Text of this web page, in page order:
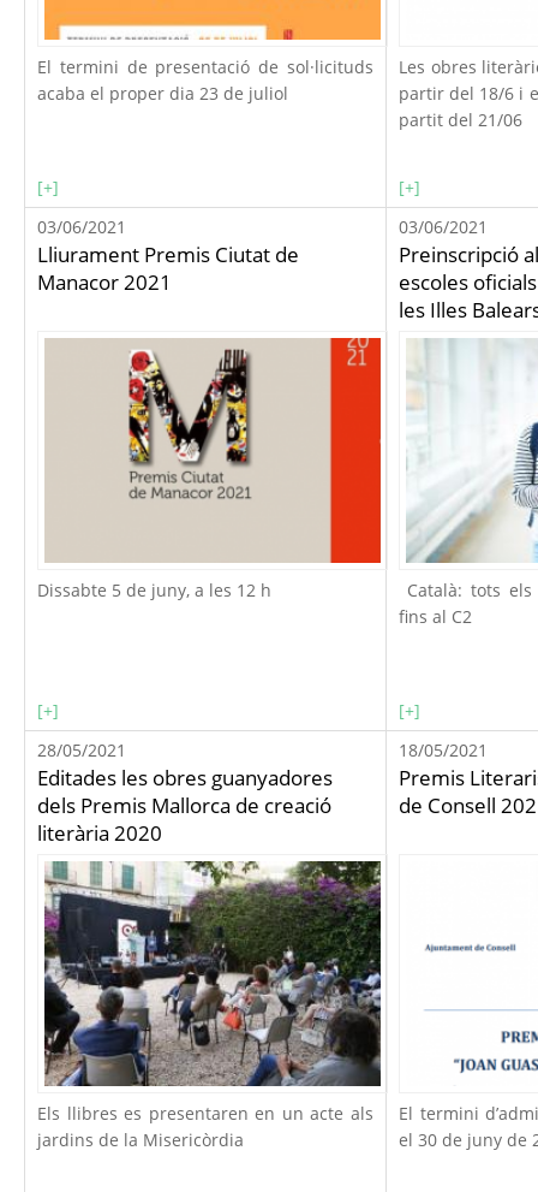
El termini de presentació de sol·licituds
acaba el proper dia 23 de juliol
[+]
Les obres
partir del 18/6 i
partit del 21/06
[+]
03/06/2021
Lliurament Premis Ciutat de
Manacor 2021
Dissabte 5 de juny, a les 12 h
[+]
03/06/2021
Preinscripció
escoles
les Illes
Català: tots
fins al C2
[+]
28/05/2021
Editades les obres guanyadores
dels Premis Mallorca de creació
literària 2020
Els llibres es presentaren en un acte als
jardins de la Misericòrdia
18/05/2021
Premis
de Consell
El termini
el 30 de juny de